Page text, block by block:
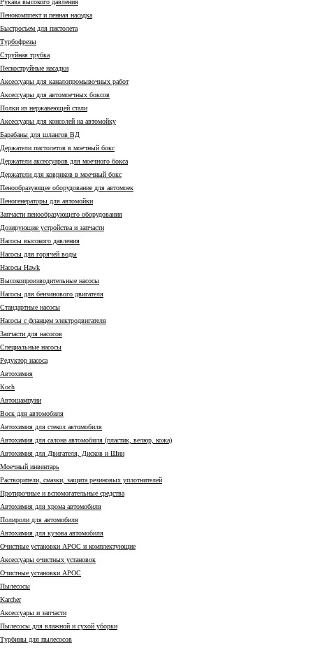
Рукава высокого давления
Пенокомплект и пенная насадка
Быстросъем для пистолета
Турбофрезы
Струйная трубка
Пескоструйные насадки
Аксессуары для каналопромывочных работ
Аксессуары для автомоечных боксов
Полки из нержавеющей стали
Аксессуары для консолей на автомойку
Барабаны для шлангов ВД
Держатели пистолетов в моечный бокс
Держатели аксессуаров для моечного бокса
Держатели для ковриков в моечный бокс
Пенообразующее оборудование для автомоек
Пеногенераторы для автомойки
Запчасти пенообразующего оборудования
Дозирующие устройства и запчасти
Насосы высокого давления
Насосы для горячей воды
Насосы Hawk
Высокопроизводительные насосы
Насосы для бензинового двигателя
Стандартные насосы
Насосы с фланцем электродвигателя
Запчасти для насосов
Специальные насосы
Редуктор насоса
Автохимия
Коch
Автошампуни
Воск для автомобиля
Автохимия для стекол автомобиля
Автохимия для салона автомобиля (пластик, велюр, кожа)
Автохимия для Двигателя, Дисков и Шин
Моечный инвентарь
Растворители, смазки, защита резиновых уплотнителей
Протирочные и вспомогательные средства
Автохимия для хрома автомобиля
Полироли для автомобиля
Автохимия для кузова автомобиля
Очистные установки АРОС и комплектующие
Аксессуары очистных установок
Очистные установки АРОС
Пылесосы
Karcher
Аксессуары и запчасти
Пылесосы для влажной и сухой уборки
Турбины для пылесосов